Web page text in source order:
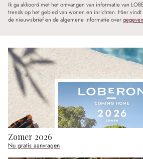
Ik ga akkoord met het ontvangen van informatie van
trends op het gebied van wonen en inrichten. Hier vindt
de nieuwsbrief en de algemene informatie over
Zomer 2026
Nu gratis aanvragen